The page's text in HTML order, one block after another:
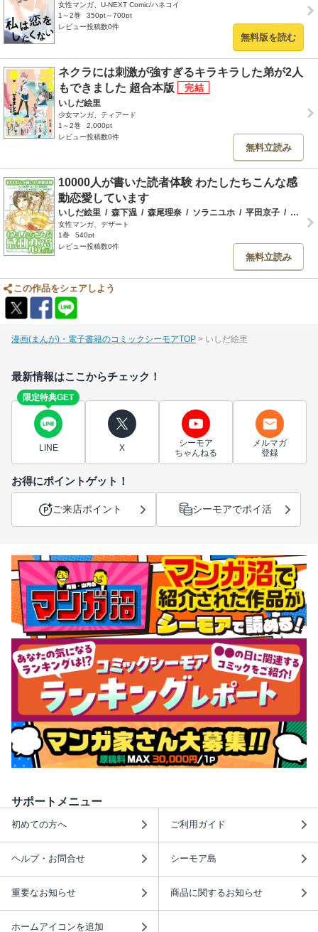
女性マンガ、U-NEXT Comic/ハネコイ
1～2巻
350pt～700pt
レビュー投稿数0件
無料版を読む
ネクラには刺激が強すぎるキラキラした弟が2人
もできました 超合本版
いしだ絵里
少女マンガ、ティアード
1～2巻
2,000pt
レビュー投稿数0件
無料立読み
10000人が書いた読者体験 わたしたちこんな感
動恋愛しています
いしだ絵里 / 森下温 / 森尾理奈 / ソラニユホ / 平田京子 /
女性マンガ、デザート
1巻
540pt
レビュー投稿数0件
無料立読み
この作品をシェアしよう
漫画(まんが)・電子書籍のコミックシーモアTOP いしだ絵里
最新情報はここからチェック！
限定特典GET
LINE X
シーモア
ちゃんねる
メルマガ
登録
お得にポイントゲット！
ご来店ポイント シーモアでポイ活
サポートメニュー
初めての方へ ご利用ガイド
ヘルプ・お問合せ シーモア島
重要なお知らせ 商品に関するお知らせ
ホームアイコンを追加